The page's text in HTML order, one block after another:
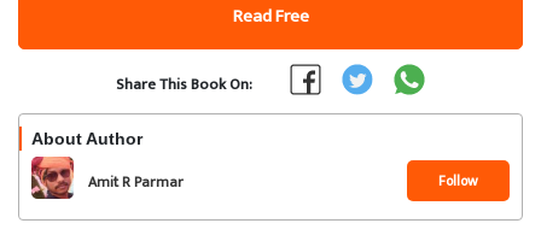
Read Free
Share This Book On:
About Author
Amit R Parmar Follow